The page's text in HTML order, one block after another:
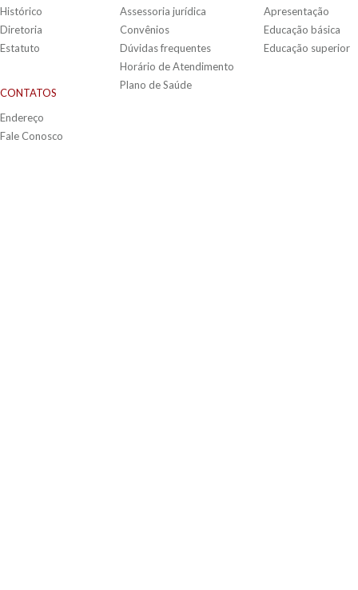
Histórico
Diretoria
Estatuto
CONTATOS
Endereço
Fale Conosco
Assessoria jurídica
Convênios
Dúvidas frequentes
Horário de Atendimento
Plano de Saúde
Apresentação
Educação básica
Educação superior